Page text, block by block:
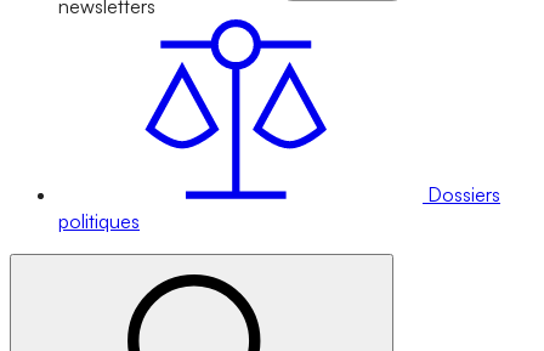
newsletters
Dossiers
politiques